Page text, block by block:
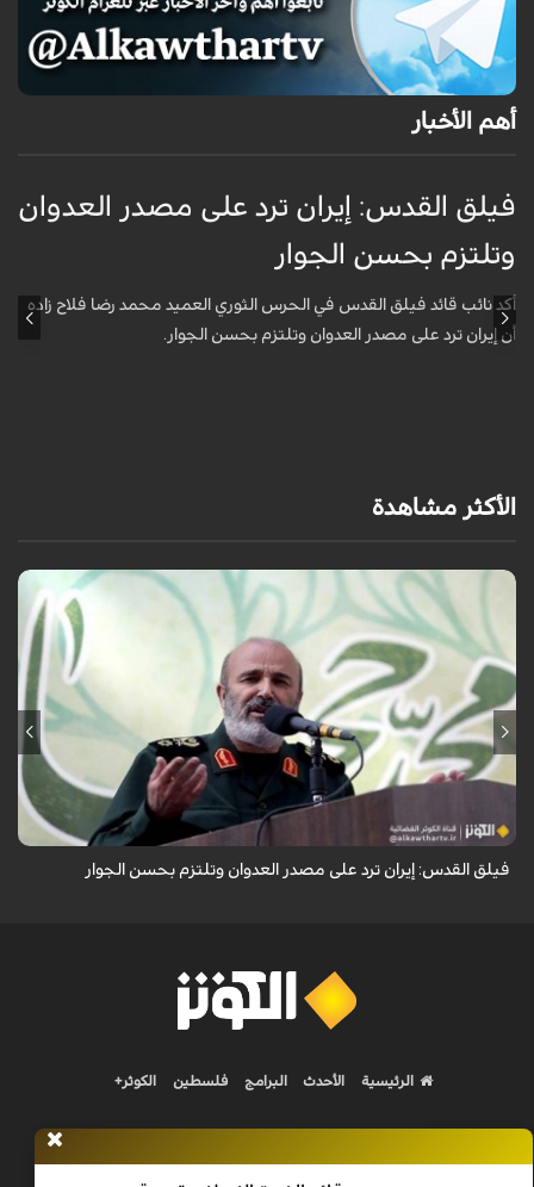
أهم الأخبار
فيلق القدس: إيران ترد على مصدر العدوان
وتلتزم بحسن الجوار
أكد نائب قائد فيلق القدس في الحرس الثوري العميد محمد رضا فلاح زاده
أن إيران ترد على مصدر العدوان وتلتزم بحسن الجوار.
الأكثر مشاهدة
أكد نائب قائد فيلق القدس في الحرس الثوري العميد محمد رضا فلاح زاده أن
إيران ترد على مصدر العدوان وتلتزم بحسن الجوار.
فيلق القدس: إيران ترد على مصدر العدوان وتلتزم بحسن الجوار
الرئيسية الأحدث البرامج فلسطين الكوثر+